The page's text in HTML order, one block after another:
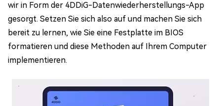
wir in Form der 4DDiG-Datenwiederherstellungs-App
gesorgt. Setzen Sie sich also auf und machen Sie sich
bereit zu lernen, wie Sie eine Festplatte im BIOS
formatieren und diese Methoden auf Ihrem Computer
implementieren.